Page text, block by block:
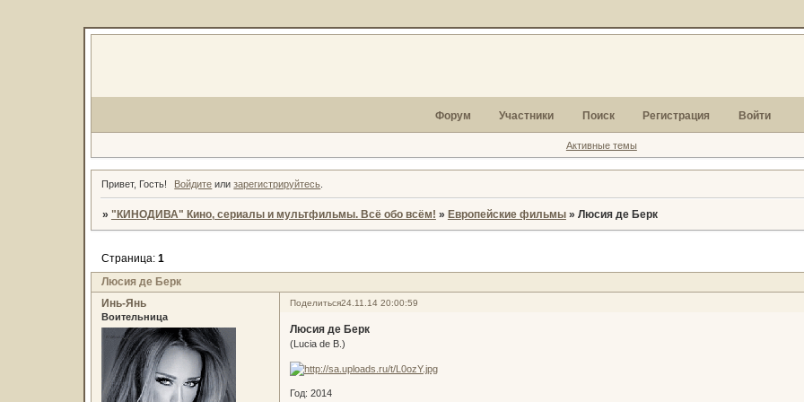
Форум Участники Поиск Регистрация Войти
Активные темы
Привет, Гость! Войдите илизарегистрируйтесь
» "КИНОДИВА" Кино, сериалы и мультфильмы. Всё обо всём! » Европейские фильмы » Люсия де Берк
Люсия де Берк
Страница: 1
Поделиться24.11.14 20:00:59
Инь-Янь
Воительница
Люсия де Берк
(Lucia de B.)
Год: 2014